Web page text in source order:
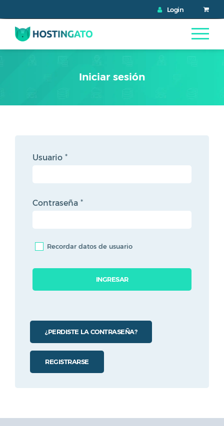
Login
Iniciar sesión
Usuario *
Contraseña *
Recordar datos de usuario
INGRESAR
¿PERDISTE LA CONTRASEÑA?
REGISTRARSE